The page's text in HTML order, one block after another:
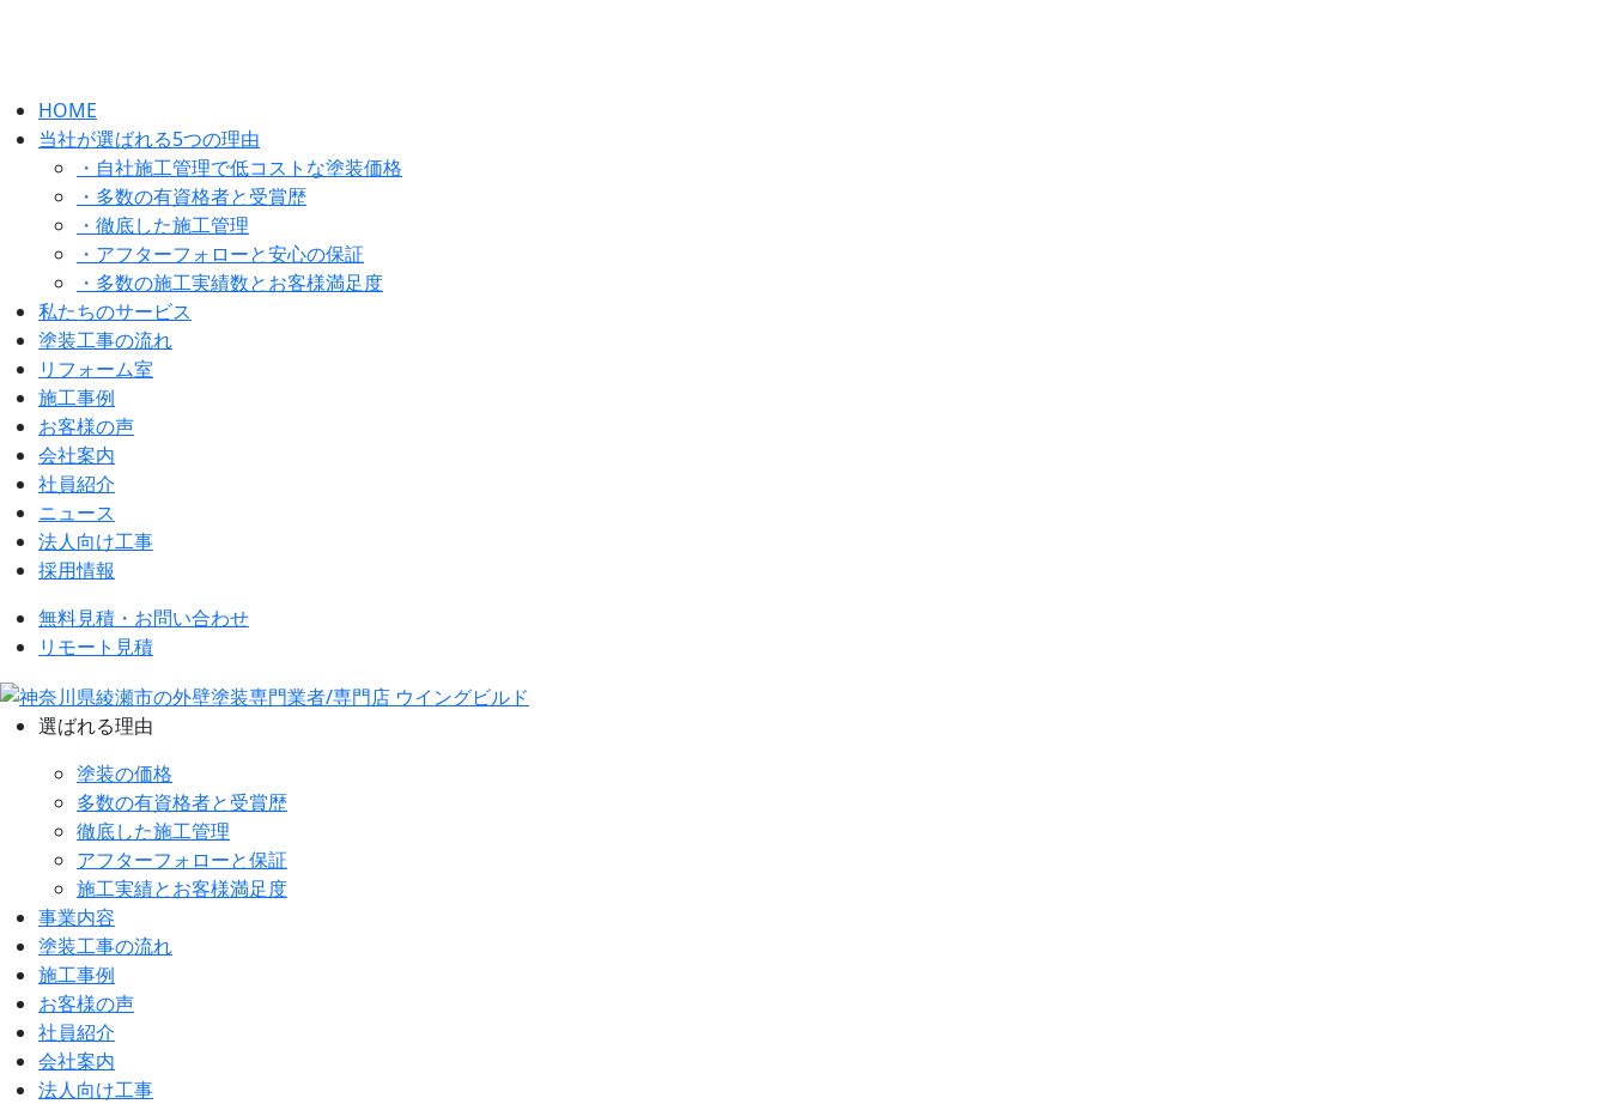
HOME
当社が選ばれる5つの理由
・自社施工管理で低コストな塗装価格
・多数の有資格者と受賞歴
・徹底した施工管理
・アフターフォローと安心の保証
・多数の施工実績数とお客様満足度
私たちのサービス
塗装工事の流れ
リフォーム室
施工事例
お客様の声
会社案内
社員紹介
ニュース
法人向け工事
採用情報
無料見積・お問い合わせ
リモート見積
選ばれる理由
塗装の価格
多数の有資格者と受賞歴
徹底した施工管理
アフターフォローと保証
施工実績とお客様満足度
事業内容
塗装工事の流れ
施工事例
お客様の声
社員紹介
会社案内
法人向け工事